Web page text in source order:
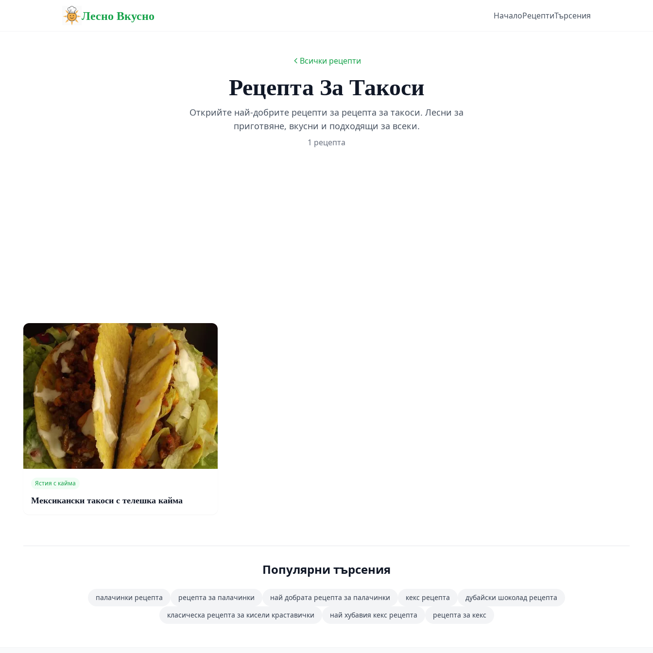
Лесно Вкусно НачалоРецептиТърсения
Всички рецепти
Рецепта За Такоси
Открийте най-добрите рецепти за рецепта за такоси. Лесни за
приготвяне, вкусни и подходящи за всеки.
1 рецепта
Ястия с кайма
Мексикански такоси с телешка кайма
Популярни търсения
палачинки рецепта рецепта за палачинки най добрата рецепта за палачинки кекс рецепта
дубайски шоколад рецепта
класическа рецепта за кисели краставички
най хубавия кекс рецепта рецепта за кекс